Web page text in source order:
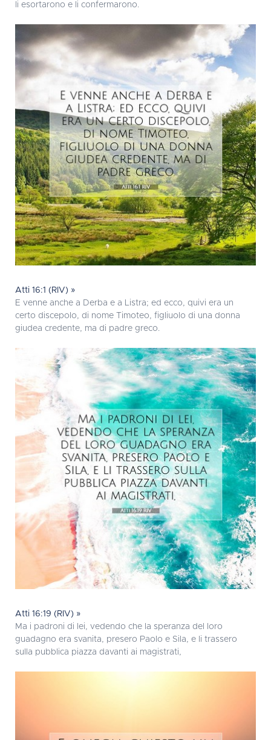
li esortarono e li confermarono.
Atti 16:1 (RIV) »
E venne anche a Derba e a Listra; ed ecco, quivi era un
certo discepolo, di nome Timoteo, figliuolo di una donna
giudea credente, ma di padre greco.
Atti 16:19 (RIV) »
Ma i padroni di lei, vedendo che la speranza del loro
guadagno era svanita, presero Paolo e Sila, e li trassero
sulla pubblica piazza davanti ai magistrati,